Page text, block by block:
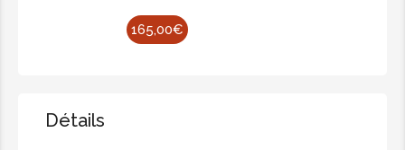
165,00€
Détails